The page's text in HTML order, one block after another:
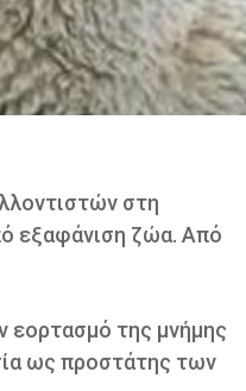
στη
εξαφάνιση ζώα. Από
εορτασμό της μνήμης
ως προστάτης των